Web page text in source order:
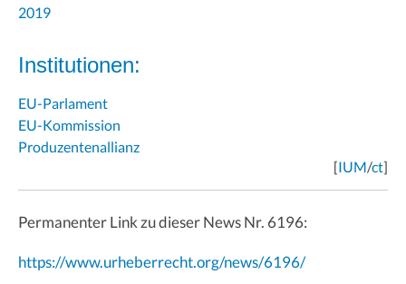
2019
Institutionen:
EU-Parlament
EU-Kommission
Produzentenallianz
[IUM/ct]
Permanenter Link zu dieser News Nr. 6196:
https://www.urheberrecht.org/news/6196/